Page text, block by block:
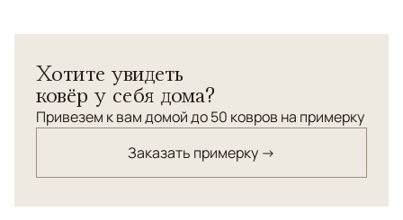
выразительной графичной геометрией и сложной
тактильной фактурой. Модель выполнена в
комбинированной технике: безворсовая основа
орнамента из натуральной шерсти.
Хотите увидеть
ковёр у себя дома?
Привезем к вам домой до 50 ковров на примерку
Заказать примерку →